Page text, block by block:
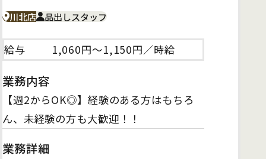
川北店 品出しスタッフ
給与 1,060円～1,150円／時給
業務内容
【週2からOK◎】経験のある方はもちろ
ん、未経験の方も大歓迎！！
業務詳細